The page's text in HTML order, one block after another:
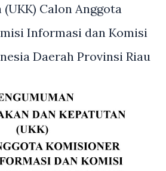
Calon Anggota
Informasi dan Komisi
Daerah Provinsi Riau